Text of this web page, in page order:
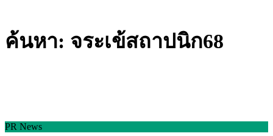
ค้นหา: จระเข้สถาปนิก68
PR News